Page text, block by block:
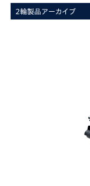
2輪製品アーカイブ